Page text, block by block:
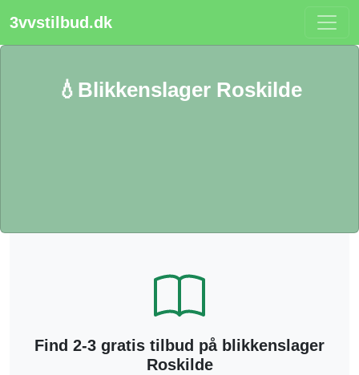
3vvstilbud.dk
💧Blikkenslager Roskilde
Find 2-3 gratis tilbud på blikkenslager
Roskilde